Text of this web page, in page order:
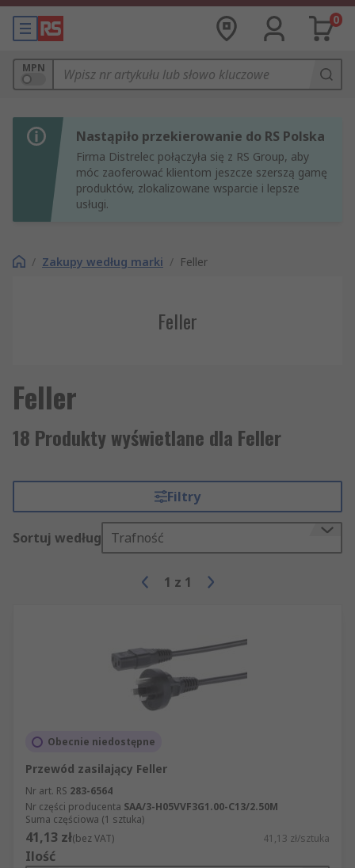
0
MPN
Nastąpiło przekierowanie do RS Polska
Firma Distrelec połączyła się z RS Group, aby
móc zaoferować klientom jeszcze szerszą gamę
produktów, zlokalizowane wsparcie i lepsze
usługi.
/ Zakupy według marki / Feller
Feller
Feller
18 Produkty wyświetlane dla Feller
Filtry
Sortuj według Trafność
1 z 1
Obecnie niedostępne
Przewód zasilający Feller
Nr art. RS 283-6564
Nr części producenta SAA/3-H05VVF3G1.00-C13/2.50M
Suma częściowa (1 sztuka)
41,13 zł(bez VAT) 41,13 zł/sztuka
Ilość